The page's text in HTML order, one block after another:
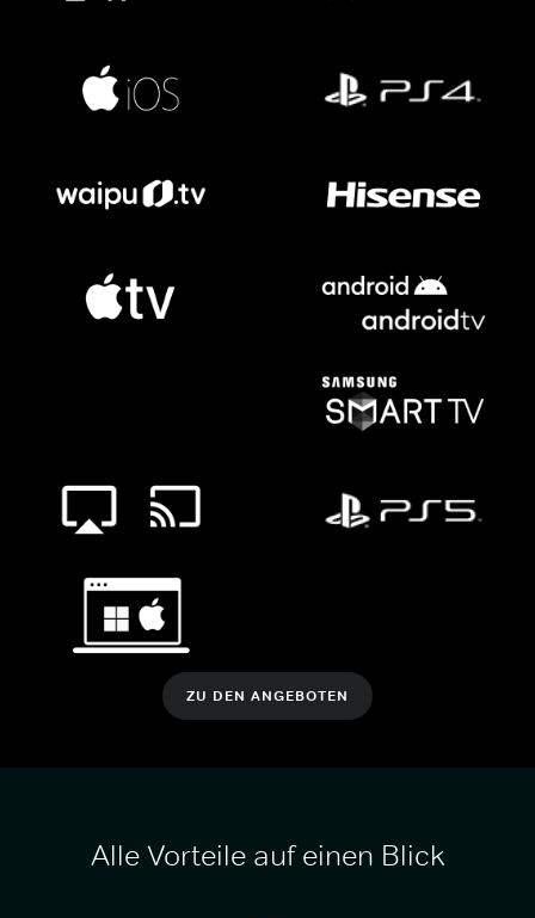
ZU DEN ANGEBOTEN
Alle Vorteile auf einen Blick